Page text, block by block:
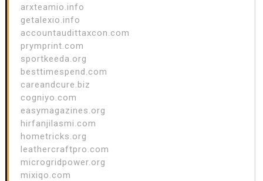
arxteamio.info
getalexio.info
accountaudittaxcon.com
prymprint.com
sportkeeda.org
besttimespend.com
careandcure.biz
cogniyo.com
easymagazines.org
hirfanjilasmi.com
hometricks.org
leathercraftpro.com
microgridpower.org
mixiqo.com